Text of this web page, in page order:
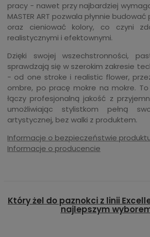
pracy - nawet przy najbardziej
MASTER ART pozwala płynnie
oraz cieniować kolory, co czyni
realistycznymi i efektownymi.
Dzięki swojej wszechstronności,
sprawdzają się w szerokim zakresie
- od one stroke i realistic flower,
ombre, po pracę mokre na mokre.
łączy profesjonalną jakość z
umożliwiając stylistkom pełną
artystycznej, bez walki z produktem.
Informacje o bezpieczeństwie
Informacje o producencie
Który żel do paznokci z linii
najlepszym